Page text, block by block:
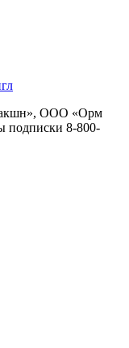
ООО «Орм
подписки 8-800-